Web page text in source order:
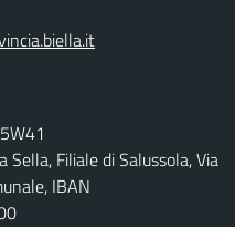
Filiale di Salussola, Via
IBAN